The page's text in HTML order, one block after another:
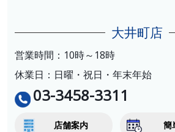
大井町店
営業時間：10時～18時
休業日：日曜・祝日・年末年始
03-3458-3311
店舗案内 簡